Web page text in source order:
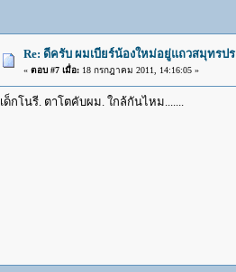
Re: ดีครับ ผมเบียร์น้องใหม่อยู่แถวสมุทร
« ตอบ #7 เมื่อ:18 กรกฎาคม 2011, 14:16:05 »
เด็กโนรี. ตาโตคับผม. ใกล้กันไหม.......